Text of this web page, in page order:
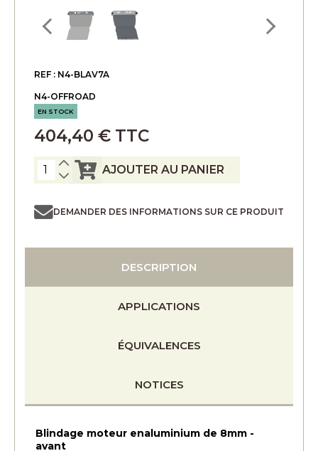
REF : N4-BLAV7A
N4-OFFROAD
EN STOCK
404,40 € TTC
AJOUTER AU PANIER
DEMANDER DES INFORMATIONS SUR CE PRODUIT
DESCRIPTION
APPLICATIONS
ÉQUIVALENCES
NOTICES
Blindage moteur enaluminium de 8mm -
avant